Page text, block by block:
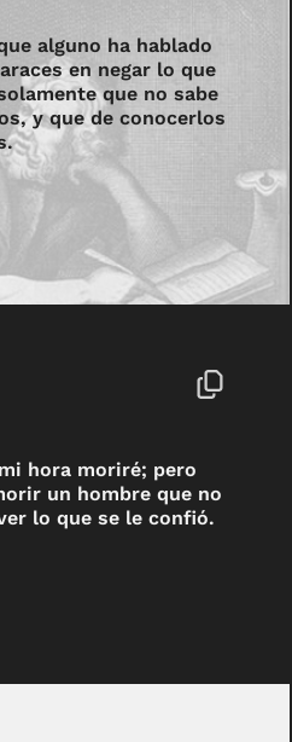
alguno ha hablado
en negar lo que
que no sabe
y que de conocerlos
hora moriré; pero
un hombre que no
lo que se le confió.